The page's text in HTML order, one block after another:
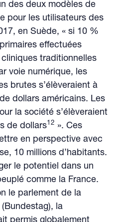
des deux modèles de
pour les utilisateurs des
en Suède, « si 10 %
effectuées
cliniques traditionnelles
voie numérique, les
brutes s’élèveraient à
dollars américains. Les
la société s’élèveraient
de dollars12 ». Ces
en perspective avec
10 millions d’habitants.
le potentiel dans un
comme la France.
le parlement de la
la